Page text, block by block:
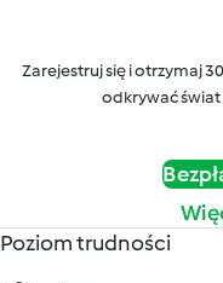
Zarejestruj się i otrzymaj
odkrywać
Poziom trudności